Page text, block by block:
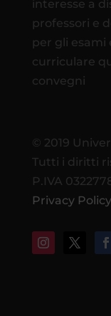
interesse a
professori e
per gli
curriculare
convegni
© 2019
Tutti i diritti
P.IVA
Privacy Policy